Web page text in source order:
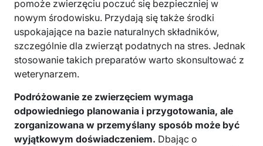
pomoże zwierzęciu poczuć się bezpieczniej w
nowym środowisku. Przydają się także środki
uspokajające na bazie naturalnych składników,
szczególnie dla zwierząt podatnych na stres. Jednak
stosowanie takich preparatów warto skonsultować z
weterynarzem.
Podróżowanie ze zwierzęciem wymaga
odpowiedniego planowania i przygotowania, ale
zorganizowana w przemyślany sposób może być
wyjątkowym doświadczeniem. Dbając o